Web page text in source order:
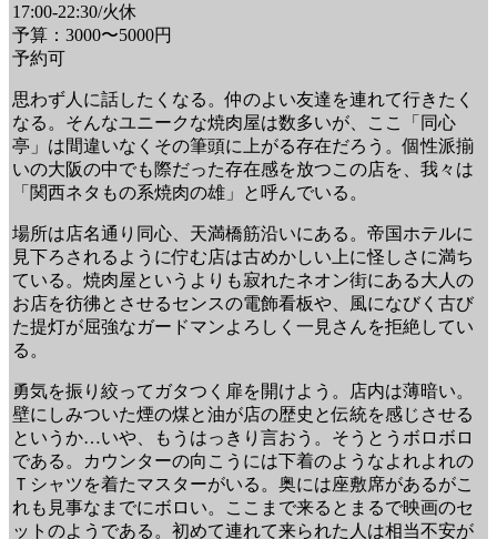
17:00-22:30/火休
予算：3000〜5000円
予約可
思わず人に話したくなる。仲のよい友達を連れて行きたく
なる。そんなユニークな焼肉屋は数多いが、ここ「同心
亭」は間違いなくその筆頭に上がる存在だろう。個性派揃
いの大阪の中でも際だった存在感を放つこの店を、我々は
「関西ネタもの系焼肉の雄」と呼んでいる。
場所は店名通り同心、天満橋筋沿いにある。帝国ホテルに
見下ろされるように佇む店は古めかしい上に怪しさに満ち
ている。焼肉屋というよりも寂れたネオン街にある大人の
お店を彷彿とさせるセンスの電飾看板や、風になびく古び
た提灯が屈強なガードマンよろしく一見さんを拒絶してい
る。
勇気を振り絞ってガタつく扉を開けよう。店内は薄暗い。
壁にしみついた煙の煤と油が店の歴史と伝統を感じさせる
というか…いや、もうはっきり言おう。そうとうボロボロ
である。カウンターの向こうには下着のようなよれよれの
Ｔシャツを着たマスターがいる。奥には座敷席があるがこ
れも見事なまでにボロい。ここまで来るとまるで映画のセ
ットのようである。初めて連れて来られた人は相当不安が